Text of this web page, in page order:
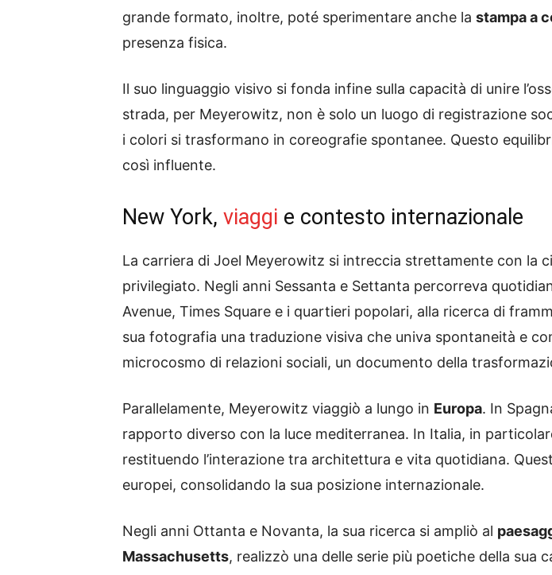
grande formato, inoltre, poté sperimentare anche la stampa a
presenza fisica.
Il suo linguaggio visivo si fonda infine sulla capacità di unire
strada, per Meyerowitz, non è solo un luogo di registrazione
i colori si trasformano in coreografie spontanee. Questo
così influente.
New York, viaggi e contesto internazionale
La carriera di Joel Meyerowitz si intreccia strettamente con la
privilegiato. Negli anni Sessanta e Settanta percorreva
Avenue, Times Square e i quartieri popolari, alla ricerca di
sua fotografia una traduzione visiva che univa spontaneità e
microcosmo di relazioni sociali, un documento della
Parallelamente, Meyerowitz viaggiò a lungo in Europa. In
rapporto diverso con la luce mediterranea. In Italia, in
restituendo l’interazione tra architettura e vita quotidiana.
europei, consolidando la sua posizione internazionale.
Negli anni Ottanta e Novanta, la sua ricerca si ampliò al
Massachusetts, realizzò una delle serie più poetiche della sua